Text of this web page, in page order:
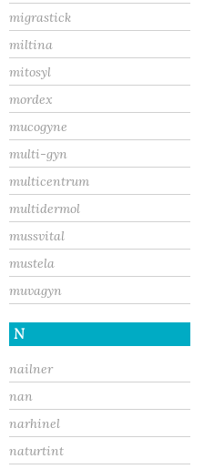
migrastick
miltina
mitosyl
mordex
mucogyne
multi-gyn
multicentrum
multidermol
mussvital
mustela
muvagyn
N
nailner
nan
narhinel
naturtint